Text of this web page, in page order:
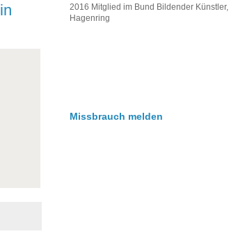
2016 Mitglied im Bund Bildender Künstler,
Hagenring
Missbrauch melden